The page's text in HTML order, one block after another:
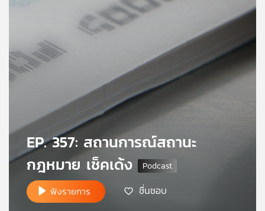
กับ
เรา
ข่าย
วิทยุ
พี
EP. 357: สถานการณ์สถานะ
กฎหมาย เช็คเด้ง
ฟังรายการ ชื่นชอบ